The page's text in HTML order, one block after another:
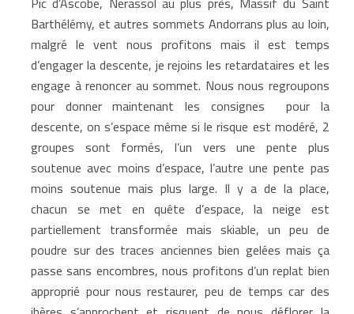
Barthélémy, et autres sommets Andorrans plus au loin,
malgré le vent nous profitons mais il est temps
d’engager la descente, je rejoins les retardataires et les
engage à renoncer au sommet. Nous nous regroupons
pour donner maintenant les consignes pour la
descente, on s’espace même si le risque est modéré, 2
groupes sont formés, l’un vers une pente plus
soutenue avec moins d’espace, l’autre une pente pas
moins soutenue mais plus large. Il y a de la place,
chacun se met en quête d’espace, la neige est
partiellement transformée mais skiable, un peu de
poudre sur des traces anciennes bien gelées mais ça
passe sans encombres, nous profitons d’un replat bien
approprié pour nous restaurer, peu de temps car des